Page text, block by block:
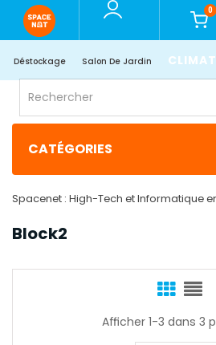
0
Déstockage Salon De Jardin
CATÉGORIES
Spacenet : High-Tech et Informatique
Block2
Afficher 1-3 dans 3